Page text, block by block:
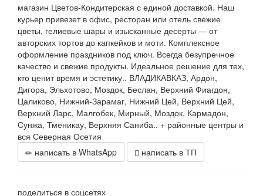
магазин Цветов-Кондитерская с единой доставкой. Наш
курьер привезет в офис, ресторан или отель свежие
цветы, гелиевые шары и изысканные десерты — от
авторских тортов до капкейков и моти. Комплексное
оформление праздников под ключ. Всегда безупречное
качество и свежие продукты. Идеальное решение для тех,
кто ценит время и эстетику.. ВЛАДИКАВКАЗ, Ардон,
Дигора, Эльхотово, Моздок, Беслан, Верхний Фиагдон,
Цаликово, Нижний-Зарамаг, Нижний Цей, Верхний Цей,
Верхний Ларс, Малгобек, Мирный, Моздок, Кармадон,
Сунжа, Тменикау, Верхняя Саниба.. + районные центры и
вся Северная Осетия
написать в WhatsApp
написать в ТП
поделиться в соцсетях